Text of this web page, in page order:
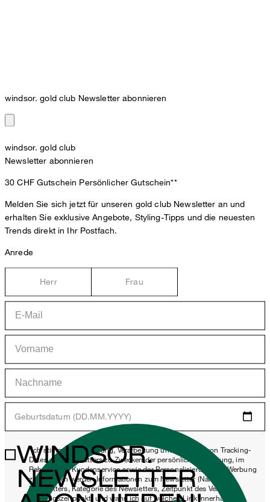
windsor. gold club Newsletter abonnieren
windsor. gold club
Newsletter abonnieren
30 CHF Gutschein Persönlicher Gutschein**
Melden Sie sich jetzt für unseren gold club Newsletter an und
erhalten Sie exklusive Angebote, Styling-Tipps und die neuesten
Trends direkt in Ihr Postfach.
Anrede
Herr Frau
Geburtsdatum (DD.MM.YYYY)
*Ich stimme der Erhebung, Verarbeitung und Nutzung von Tracking-
Daten des Newsletters zu Zwecken der persönlichen Beratung, im
Rahmen des Kundenservice sowie der Personalisierung von Werbung
zu. Erhoben werden Informationen zum Newsletter (Name des
Newsletters, Kategorie des Newsletters, Zeitpunkt des Versands,
Öffnungszeitpunkt) und wann ich auf welchen Link innerhalb des
WINDSOR.
NEWSLETTER